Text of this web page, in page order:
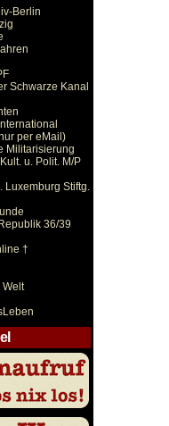
Berlin
Schwarze Kanal
per eMail)
Militarisierung
u. Polit. M/P
Luxemburg Stiftg.
36/39
†
Welt